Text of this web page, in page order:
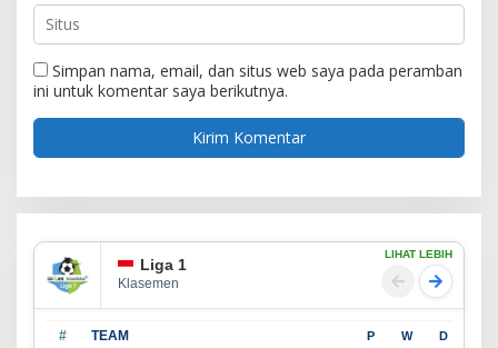
Simpan nama, email, dan situs web saya pada peramban
ini untuk komentar saya berikutnya.
Liga 1
Klasemen
LIHAT LEBIH
# TEAM P W D